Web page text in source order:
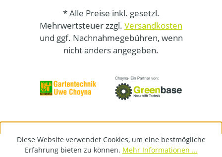
* Alle Preise inkl. gesetzl.
Mehrwertsteuer zzgl. Versandkosten
und ggf. Nachnahmegebühren, wenn
nicht anders angegeben.
Diese Website verwendet Cookies, um eine bestmögliche
Erfahrung bieten zu können. Mehr Informationen ...